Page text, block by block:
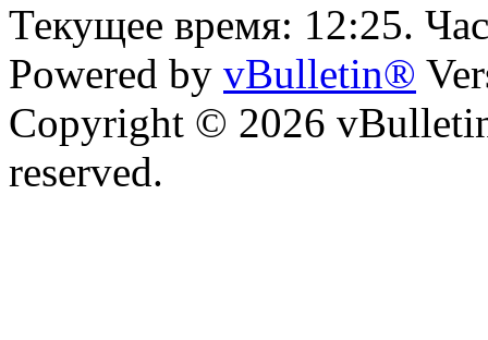
Текущее время: 12:25.
Powered by vBulletin®
Copyright © 2026
reserved.